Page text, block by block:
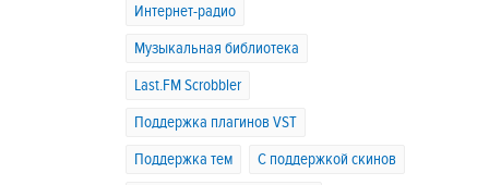
Интернет-радио
Музыкальная библиотека
Last.FM Scrobbler
Поддержка плагинов VST
Поддержка тем
C поддержкой скинов